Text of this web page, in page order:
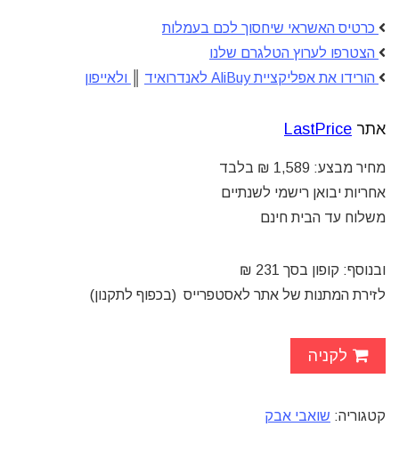
כרטיס האשראי שיחסוך לכם בעמלות
הצטרפו לערוץ הטלגרם שלנו
הורידו את אפליקציית AliBuy לאנדרואיד
ולאייפון
אתר LastPrice
מחיר מבצע: 1,589 ₪ בלבד
אחריות יבואן רישמי לשנתיים
משלוח עד הבית חינם
ובנוסף: קופון בסך 231 ₪
לזירת המתנות של אתר לאסטפרייס (בכפוף לתקנון)
לקניה
קטגוריה: שואבי אבק